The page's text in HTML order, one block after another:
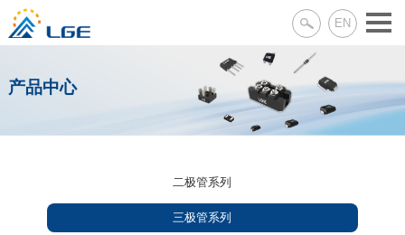
EN
产品中心
二极管系列
三极管系列